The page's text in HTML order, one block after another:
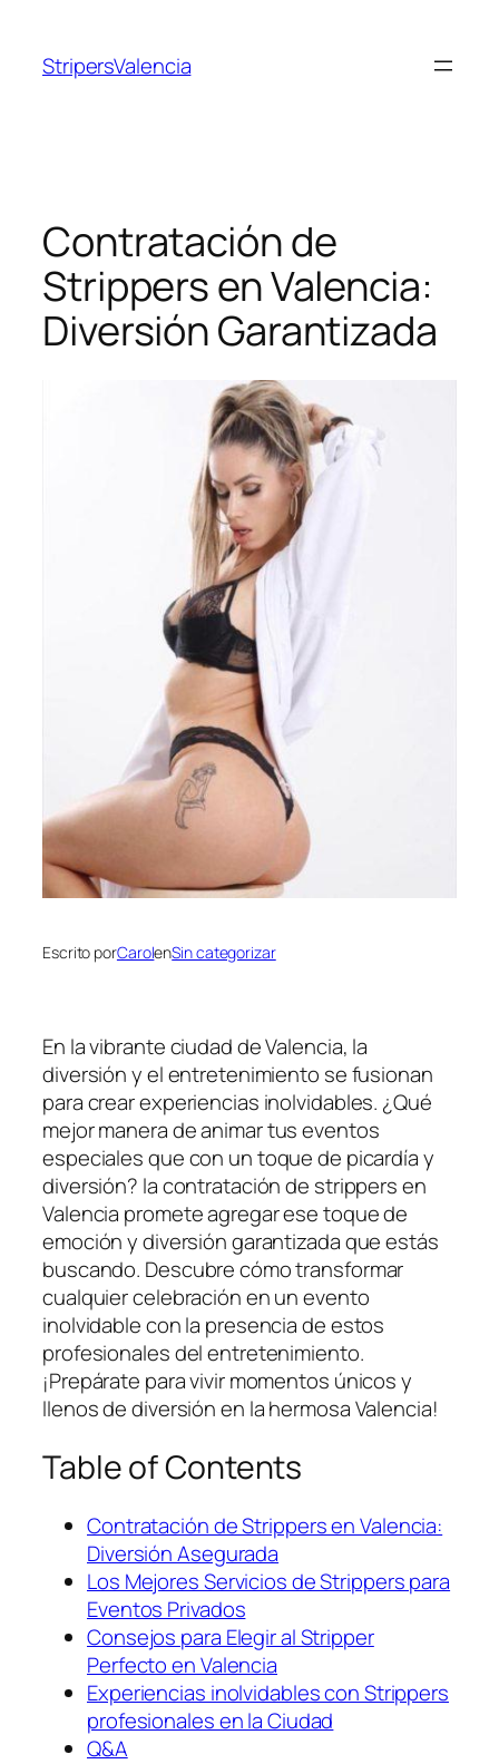
contenido
StripersValencia
Contratación de
Strippers en Valencia:
Diversión Garantizada
Escrito porCarolenSin categorizar
En la vibrante ciudad de Valencia, la⁣
diversión y el entretenimiento se fusionan
para crear experiencias inolvidables.⁤ ¿Qué
mejor manera de animar tus eventos
especiales que con un toque ⁢de picardía y
diversión? la contratación de strippers en
Valencia promete agregar ese toque de
emoción y ⁤diversión garantizada ​que ⁢estás
buscando.​ Descubre ⁤cómo transformar
cualquier celebración en ⁤un‌ evento
inolvidable con​ la ‍presencia de estos
profesionales del‍ entretenimiento.
¡Prepárate para ⁢vivir ‌momentos únicos‌ y
llenos de diversión ‍en la hermosa Valencia!
Table of Contents
Contratación de Strippers en Valencia:
Diversión Asegurada
Los Mejores Servicios de Strippers para
Eventos Privados
Consejos para Elegir al Stripper
Perfecto en Valencia
Experiencias inolvidables ⁢con Strippers
profesionales en la Ciudad
Q&A